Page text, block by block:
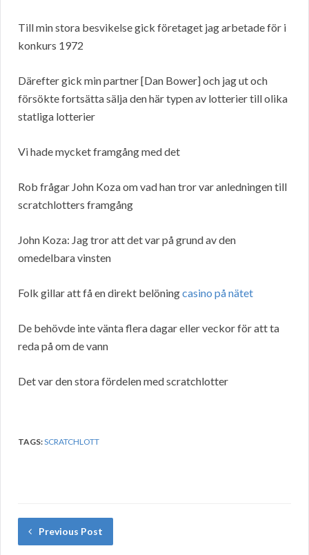
Till min stora besvikelse gick företaget jag arbetade för i
konkurs 1972
Därefter gick min partner [Dan Bower] och jag ut och
försökte fortsätta sälja den här typen av lotterier till olika
statliga lotterier
Vi hade mycket framgång med det
Rob frågar John Koza om vad han tror var anledningen till
scratchlotters framgång
John Koza: Jag tror att det var på grund av den
omedelbara vinsten
Folk gillar att få en direkt belöningcasino på nätet
De behövde inte vänta flera dagar eller veckor för att ta
reda på om de vann
Det var den stora fördelen med scratchlotter
TAGS:SCRATCHLOTT
Previous Post